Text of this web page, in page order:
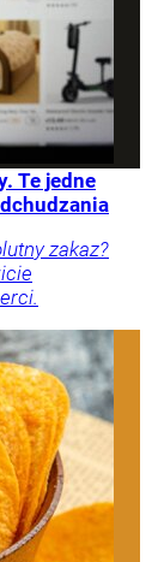
Te jedne
zakaz?